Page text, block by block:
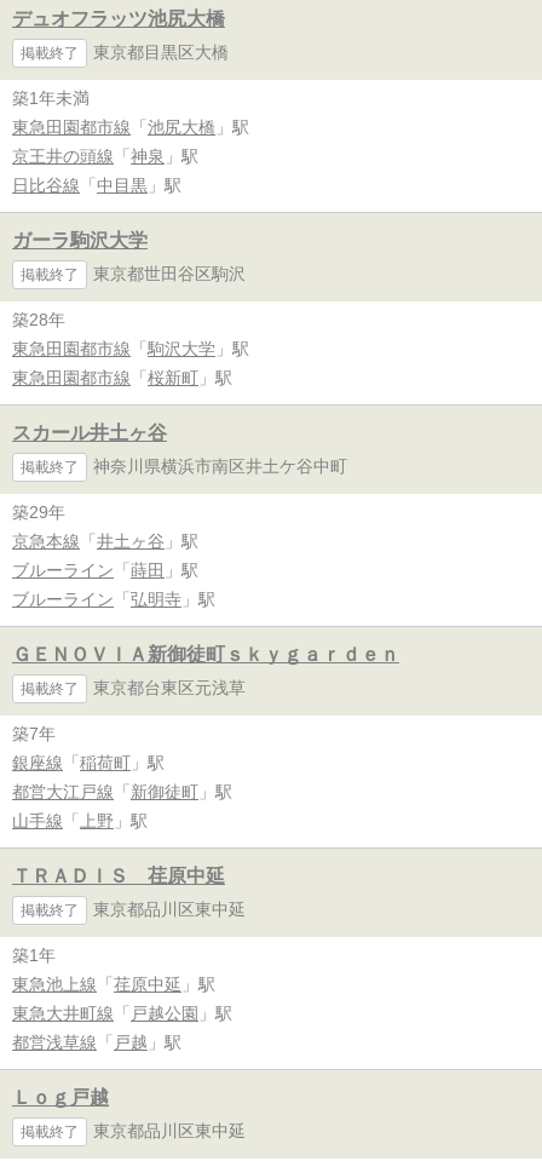
デュオフラッツ池尻大橋
掲載終了 東京都目黒区大橋
築1年未満
東急田園都市線 「 池尻大橋 」駅
京王井の頭線 「 神泉 」駅
日比谷線 「 中目黒 」駅
ガーラ駒沢大学
掲載終了 東京都世田谷区駒沢
築28年
東急田園都市線 「 駒沢大学 」駅
東急田園都市線 「 桜新町 」駅
スカール井土ヶ谷
掲載終了 神奈川県横浜市南区井土ケ谷中町
築29年
京急本線 「 井土ヶ谷 」駅
ブルーライン 「 蒔田 」駅
ブルーライン 「 弘明寺 」駅
ＧＥＮＯＶＩＡ新御徒町ｓｋｙｇａｒｄｅｎ
掲載終了 東京都台東区元浅草
築7年
銀座線 「 稲荷町 」駅
都営大江戸線 「 新御徒町 」駅
山手線 「 上野 」駅
ＴＲＡＤＩＳ 荏原中延
掲載終了 東京都品川区東中延
築1年
東急池上線 「 荏原中延 」駅
東急大井町線 「 戸越公園 」駅
都営浅草線 「 戸越 」駅
Ｌｏｇ戸越
掲載終了 東京都品川区東中延